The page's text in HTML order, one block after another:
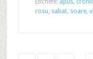
Etichete: apus,
rosu, sabat, soare,